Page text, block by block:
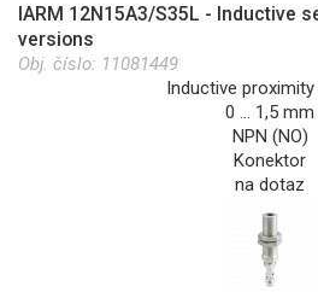
IARM 12N15A3/S35L - Inductive
versions
Obj. číslo: 11081449
Inductive
0 … 1,5 mm
NPN (NO)
Konektor
na dotaz